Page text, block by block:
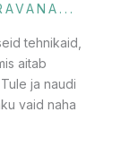
tehnikaid,
aitab
ja naudi
vaid naha